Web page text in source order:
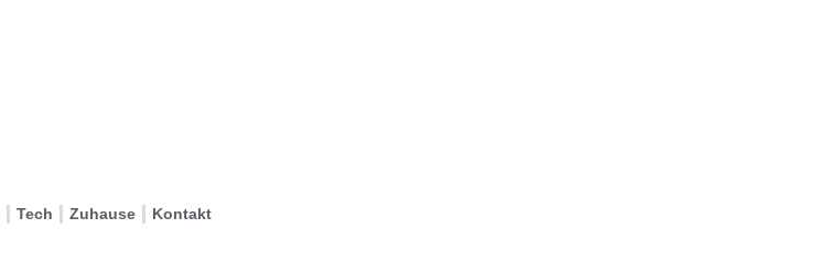
Tech Zuhause Kontakt